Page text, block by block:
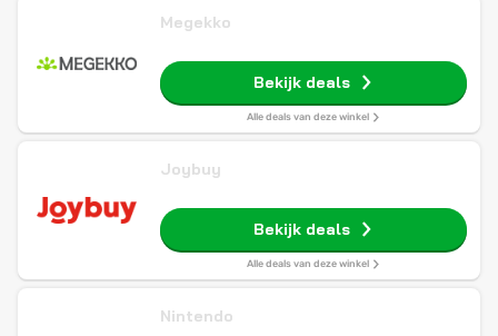
Megekko
Bekijk deals
Alle deals van deze winkel
Joybuy
Bekijk deals
Alle deals van deze winkel
Nintendo